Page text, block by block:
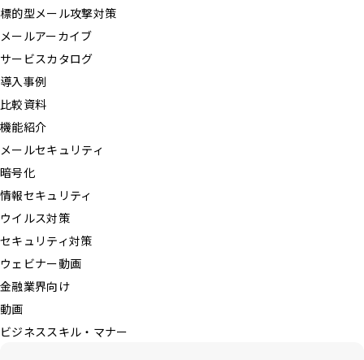
標的型メール攻撃対策
メールアーカイブ
サービスカタログ
導入事例
比較資料
機能紹介
メールセキュリティ
暗号化
情報セキュリティ
ウイルス対策
セキュリティ対策
ウェビナー動画
金融業界向け
動画
ビジネススキル・マナー